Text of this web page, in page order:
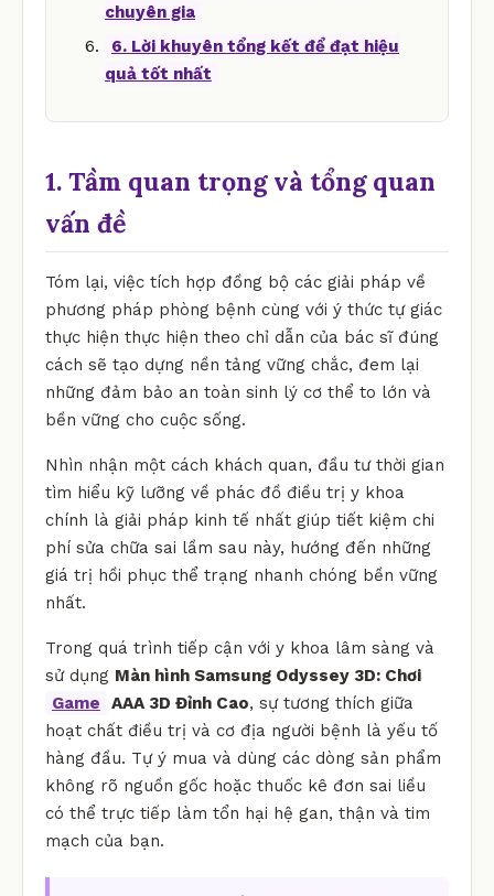
chuyên gia
6. Lời khuyên tổng kết để đạt hiệu
quả tốt nhất
1. Tầm quan trọng và tổng quan
vấn đề
Tóm lại, việc tích hợp đồng bộ các giải pháp về
phương pháp phòng bệnh cùng với ý thức tự giác
thực hiện thực hiện theo chỉ dẫn của bác sĩ đúng
cách sẽ tạo dựng nền tảng vững chắc, đem lại
những đảm bảo an toàn sinh lý cơ thể to lớn và
bền vững cho cuộc sống.
Nhìn nhận một cách khách quan, đầu tư thời gian
tìm hiểu kỹ lưỡng về phác đồ điều trị y khoa
chính là giải pháp kinh tế nhất giúp tiết kiệm chi
phí sửa chữa sai lầm sau này, hướng đến những
giá trị hồi phục thể trạng nhanh chóng bền vững
nhất.
Trong quá trình tiếp cận với y khoa lâm sàng và
sử dụng Màn hình Samsung Odyssey 3D: Chơi
Game
AAA 3D Đỉnh Cao, sự tương thích giữa
hoạt chất điều trị và cơ địa người bệnh là yếu tố
hàng đầu. Tự ý mua và dùng các dòng sản phẩm
không rõ nguồn gốc hoặc thuốc kê đơn sai liều
có thể trực tiếp làm tổn hại hệ gan, thận và tim
mạch của bạn.